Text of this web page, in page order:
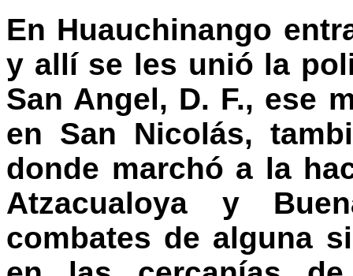
En Huauchinango
y allí se les unió la
San Angel, D. F., ese
en San Nicolás,
donde marchó a la
Atzacualoya y
combates de alguna